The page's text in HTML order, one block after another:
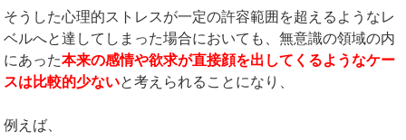
そうした心理的ストレスが一定の許容範囲を超えるようなレ
ベルへと達してしまった場合においても、無意識の領域の内
にあった本来の感情や欲求が直接顔を出してくるようなケー
スは比較的少ないと考えられることになり、
例えば、